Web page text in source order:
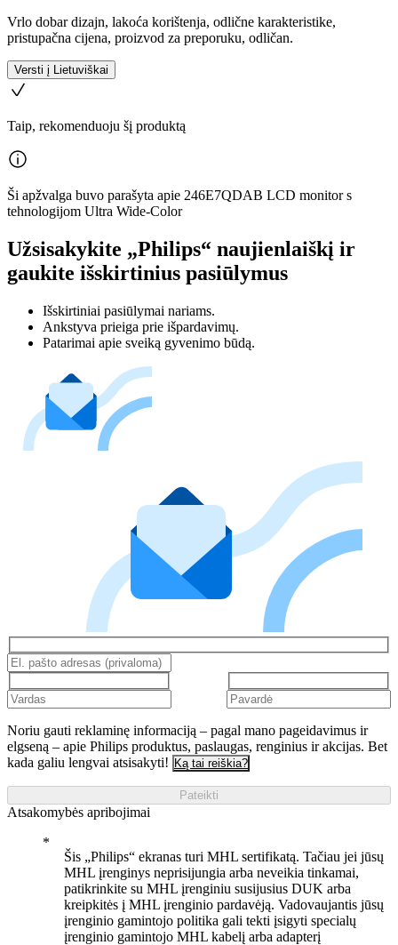
Vrlo dobar dizajn, lakoća korištenja, odlične karakteristike,
pristupačna cijena, proizvod za preporuku, odličan.
Versti į Lietuviškai
Taip, rekomenduoju šį produktą
Ši apžvalga buvo parašyta apie 246E7QDAB LCD monitor s
tehnologijom Ultra Wide-Color
Užsisakykite „Philips“ naujienlaiškį ir
gaukite išskirtinius pasiūlymus
Išskirtiniai pasiūlymai nariams.
Ankstyva prieiga prie išpardavimų.
Patarimai apie sveiką gyvenimo būdą.
Noriu gauti reklaminę informaciją – pagal mano pageidavimus ir
elgseną – apie Philips produktus, paslaugas, renginius ir akcijas. Bet
kada galiu lengvai atsisakyti! Ką tai reiškia?
Pateikti
Atsakomybės apribojimai
Šis „Philips“ ekranas turi MHL sertifikatą. Tačiau jei jūsų
MHL įrenginys neprisijungia arba neveikia tinkamai,
patikrinkite su MHL įrenginiu susijusius DUK arba
kreipkitės į MHL įrenginio pardavėją. Vadovaujantis jūsų
įrenginio gamintojo politika gali tekti įsigyti specialų
įrenginio gamintojo MHL kabelį arba adapterį